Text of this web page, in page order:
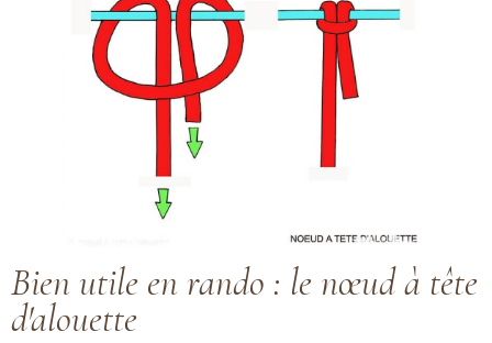
Bien utile en rando : le nœud à tête
d'alouette